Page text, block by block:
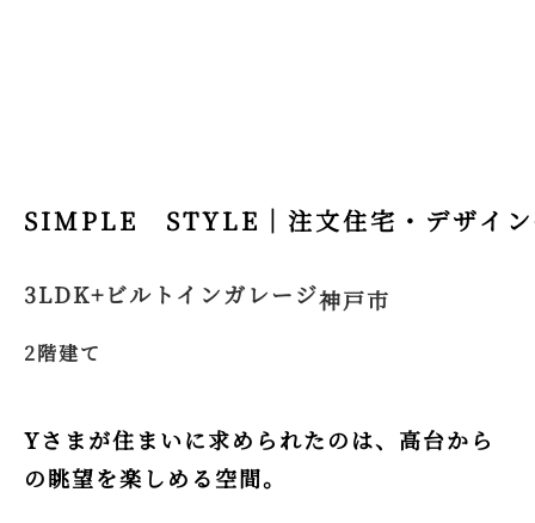
SIMPLE STYLE
3LDK+ビルトインガレージ神戸市
2階建て
Yさまが住まいに求められたのは、高台から
の眺望を楽しめる空間。